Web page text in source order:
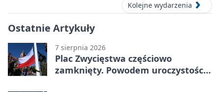
Kolejne wydarzenia
Ostatnie Artykuły
7 sierpnia 2026
Plac Zwycięstwa częściowo
zamknięty. Powodem uroczystości